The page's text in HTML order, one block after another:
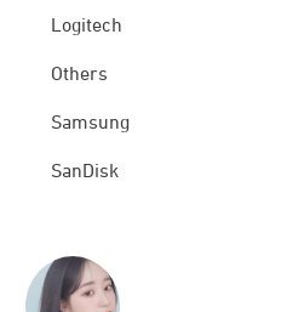
Logitech
Others
Samsung
SanDisk